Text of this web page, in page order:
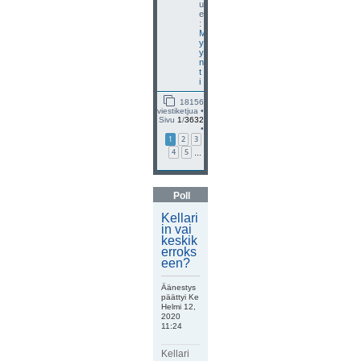
u
e
:
M
y
y
n
t
i
18156
viestiketjua •
Sivu 1/3632
•
1 2
3
4
5
Poll
Kellari
in vai
keskik
erroks
een?
Äänestys
päättyi Ke
Helmi 12,
2020
11:24
Kellari